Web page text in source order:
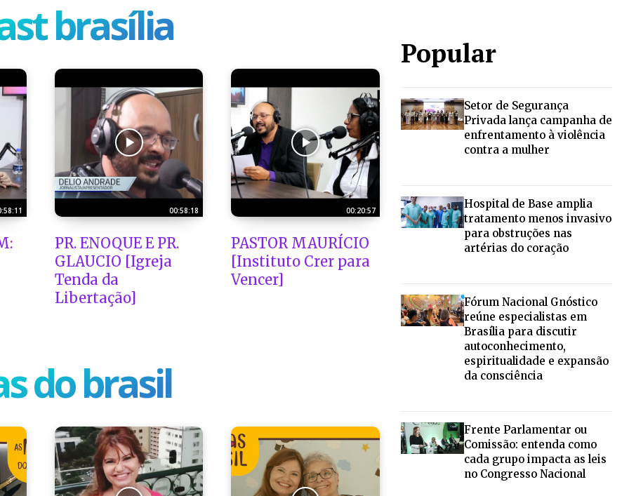
brasília
00:58:18
PR. ENOQUE E PR.
GLAUCIO [Igreja
Tenda da
Libertação]
00:20:57
PASTOR MAURÍCIO
[Instituto Crer para
Vencer]
do brasil
Popular
Setor de Segurança
Privada lança campanha de
enfrentamento à violência
contra a mulher
Hospital de Base amplia
tratamento menos invasivo
para obstruções nas
artérias do coração
Fórum Nacional Gnóstico
reúne especialistas em
Brasília para discutir
autoconhecimento,
espiritualidade e expansão
da consciência
Frente Parlamentar ou
Comissão: entenda como
cada grupo impacta as leis
no Congresso Nacional